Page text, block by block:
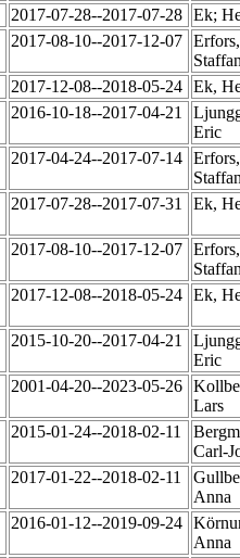
2017-07-28--2017-07-28 Ek;
2017-08-10--2017-12-07 Erfors,
2017-12-08--2018-05-24 Ek,
2016-10-18--2017-04-21
Eric
2017-04-24--2017-07-14 Erfors,
2017-07-28--2017-07-31 Ek,
2017-08-10--2017-12-07 Erfors,
2017-12-08--2018-05-24 Ek,
2015-10-20--2017-04-21
Eric
2001-04-20--2023-05-26
Lars
2015-01-24--2018-02-11
Carl-
2017-01-22--2018-02-11
Anna
2016-01-12--2019-09-24
Anna